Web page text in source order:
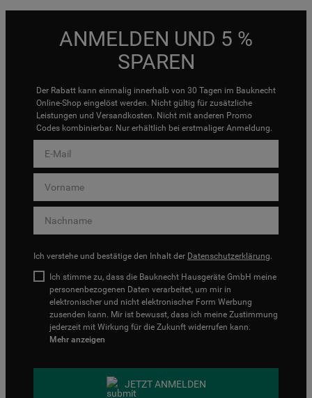
ANMELDEN UND 5 %
SPAREN
Der Rabatt kann einmalig innerhalb von 30 Tagen im Bauknecht
Online-Shop eingelöst werden. Nicht gültig für zusätzliche
Leistungen und Versandkosten. Nicht mit anderen Promo
Codes kombinierbar. Nur erhältlich bei erstmaliger Anmeldung.
Ich verstehe und bestätige den Inhalt der Datenschutzerklärung.
Ich stimme zu, dass die Bauknecht Hausgeräte GmbH meine
personenbezogenen Daten verarbeitet, um mir in
elektronischer und nicht elektronischer Form Werbung
zusenden kann. Mir ist bewusst, dass ich meine Zustimmung
jederzeit mit Wirkung für die Zukunft widerrufen kann.
Mehr anzeigen
JETZT ANMELDEN